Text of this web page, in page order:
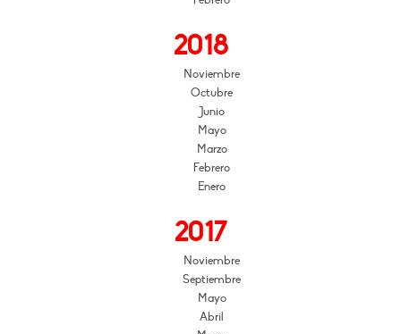
2018
Noviembre
Octubre
Junio
Mayo
Marzo
Febrero
Enero
2017
Noviembre
Septiembre
Mayo
Abril